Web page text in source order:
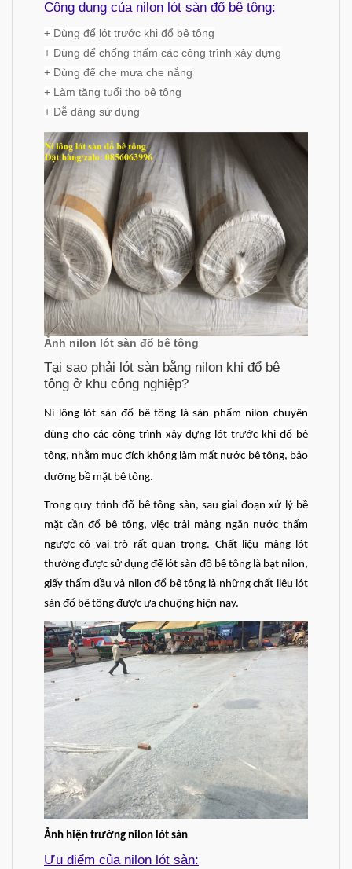
Công dụng của nilon lót sàn đổ bê tông:
+ Dùng để lót trước khi đổ bê tông
+ Dùng để chống thấm các công trình xây dựng
+ Dùng để che mưa che nắng
+ Làm tăng tuổi thọ bê tông
+ Dễ dàng sử dụng
Ảnh nilon lót sàn đổ bê tông
Tại sao phải lót sàn bằng nilon khi đổ bê
tông ở khu công nghiệp?
Ni lông lót sàn đổ bê tông là sản phẩm nilon chuyên
dùng cho các công trình xây dựng lót trước khi đổ bê
tông, nhằm mục đích không làm mất nước bê tông, bảo
dưỡng bề mặt bê tông.
Trong quy trình đổ bê tông sàn, sau giai đoạn xử lý bề
mặt cần đổ bê tông, việc trải màng ngăn nước thấm
ngược có vai trò rất quan trọng. Chất liệu màng lót
thường được sử dụng để lót sàn đổ bê tông là bạt nilon,
giấy thấm dầu và nilon đổ bê tông là những chất liệu lót
sàn đổ bê tông được ưa chuộng hiện nay.
Ảnh hiện trường nilon lót sàn
Ưu điểm của nilon lót sàn: